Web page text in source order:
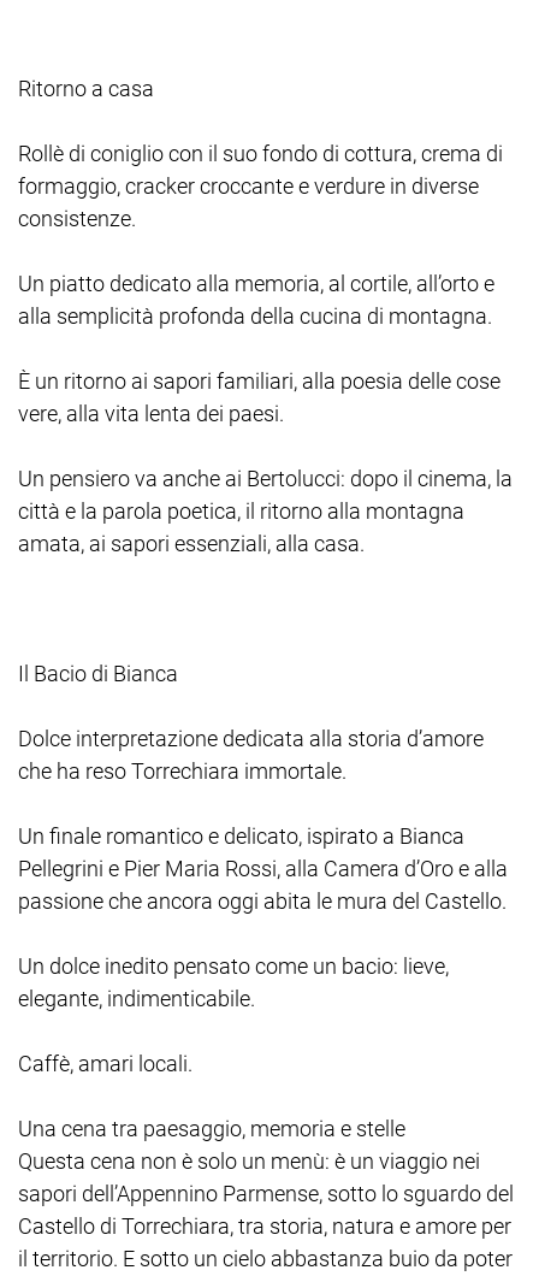
Ritorno a casa
Rollè di coniglio con il suo fondo di cottura, crema di
formaggio, cracker croccante e verdure in diverse
consistenze.
Un piatto dedicato alla memoria, al cortile, all’orto e
alla semplicità profonda della cucina di montagna.
È un ritorno ai sapori familiari, alla poesia delle cose
vere, alla vita lenta dei paesi.
Un pensiero va anche ai Bertolucci: dopo il cinema, la
città e la parola poetica, il ritorno alla montagna
amata, ai sapori essenziali, alla casa.
Il Bacio di Bianca
Dolce interpretazione dedicata alla storia d’amore
che ha reso Torrechiara immortale.
Un finale romantico e delicato, ispirato a Bianca
Pellegrini e Pier Maria Rossi, alla Camera d’Oro e alla
passione che ancora oggi abita le mura del Castello.
Un dolce inedito pensato come un bacio: lieve,
elegante, indimenticabile.
Caffè, amari locali.
Una cena tra paesaggio, memoria e stelle
Questa cena non è solo un menù: è un viaggio nei
sapori dell’Appennino Parmense, sotto lo sguardo del
Castello di Torrechiara, tra storia, natura e amore per
il territorio. E sotto un cielo abbastanza buio da poter